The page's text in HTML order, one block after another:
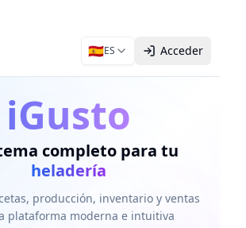
🇪🇸ES Acceder
iGusto
completo para tu
heladería
producción, inventario y ventas
plataforma moderna e intuitiva